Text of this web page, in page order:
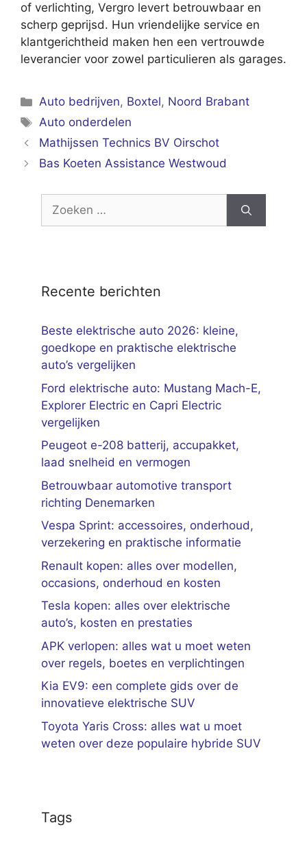
of verlichting, Vergro levert betrouwbaar en
scherp geprijsd. Hun vriendelijke service en
klantgerichtheid maken hen een vertrouwde
leverancier voor zowel particulieren als garages.
Categorieën
Auto bedrijven, Boxtel, Noord Brabant
Tags
Auto onderdelen
Mathijssen Technics BV Oirschot
Bas Koeten Assistance Westwoud
Zoek
Recente berichten
Beste elektrische auto 2026: kleine,
goedkope en praktische elektrische
auto’s vergelijken
Ford elektrische auto: Mustang Mach-E,
Explorer Electric en Capri Electric
vergelijken
Peugeot e-208 batterij, accupakket,
laad snelheid en vermogen
Betrouwbaar automotive transport
richting Denemarken
Vespa Sprint: accessoires, onderhoud,
verzekering en praktische informatie
Renault kopen: alles over modellen,
occasions, onderhoud en kosten
Tesla kopen: alles over elektrische
auto’s, kosten en prestaties
APK verlopen: alles wat u moet weten
over regels, boetes en verplichtingen
Kia EV9: een complete gids over de
innovatieve elektrische SUV
Toyota Yaris Cross: alles wat u moet
weten over deze populaire hybride SUV
Tags